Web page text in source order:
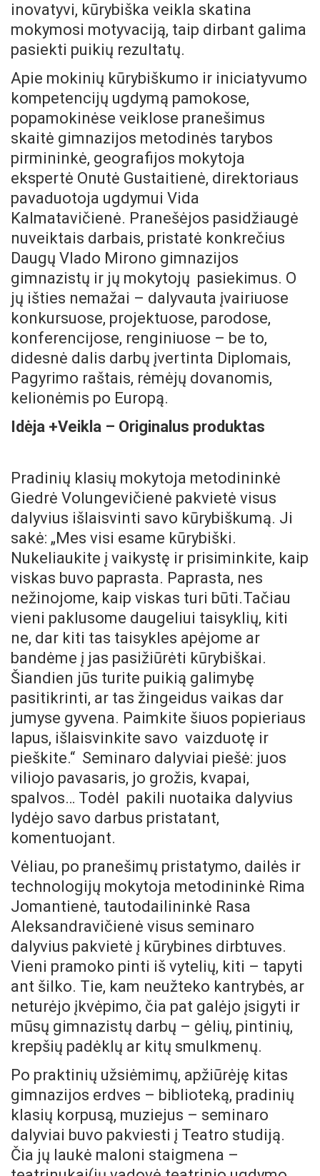
inovatyvi, kūrybiška veikla skatina
mokymosi motyvaciją, taip dirbant galima
pasiekti puikių rezultatų.
Apie mokinių kūrybiškumo ir iniciatyvumo
kompetencijų ugdymą pamokose,
popamokinėse veiklose pranešimus
skaitė gimnazijos metodinės tarybos
pirmininkė, geografijos mokytoja
ekspertė Onutė Gustaitienė, direktoriaus
pavaduotoja ugdymui Vida
Kalmatavičienė. Pranešėjos pasidžiaugė
nuveiktais darbais, pristatė konkrečius
Daugų Vlado Mirono gimnazijos
gimnazistų ir jų mokytojų pasiekimus. O
jų išties nemažai – dalyvauta įvairiuose
konkursuose, projektuose, parodose,
konferencijose, renginiuose – be to,
didesnė dalis darbų įvertinta Diplomais,
Pagyrimo raštais, rėmėjų dovanomis,
kelionėmis po Europą.
Idėja +Veikla – Originalus produktas
Pradinių klasių mokytoja metodininkė
Giedrė Volungevičienė pakvietė visus
dalyvius išlaisvinti savo kūrybiškumą. Ji
sakė: „Mes visi esame kūrybiški.
Nukeliaukite į vaikystę ir prisiminkite, kaip
viskas buvo paprasta. Paprasta, nes
nežinojome, kaip viskas turi būti.Tačiau
vieni paklusome daugeliui taisyklių, kiti
ne, dar kiti tas taisykles apėjome ar
bandėme į jas pasižiūrėti kūrybiškai.
Šiandien jūs turite puikią galimybę
pasitikrinti, ar tas žingeidus vaikas dar
jumyse gyvena. Paimkite šiuos popieriaus
lapus, išlaisvinkite savo vaizduotę ir
pieškite.“ Seminaro dalyviai piešė: juos
viliojo pavasaris, jo grožis, kvapai,
spalvos… Todėl pakili nuotaika dalyvius
lydėjo savo darbus pristatant,
komentuojant.
Vėliau, po pranešimų pristatymo, dailės ir
technologijų mokytoja metodininkė Rima
Jomantienė, tautodailininkė Rasa
Aleksandravičienė visus seminaro
dalyvius pakvietė į kūrybines dirbtuves.
Vieni pramoko pinti iš vytelių, kiti – tapyti
ant šilko. Tie, kam neužteko kantrybės, ar
neturėjo įkvėpimo, čia pat galėjo įsigyti ir
mūsų gimnazistų darbų – gėlių, pintinių,
krepšių padėklų ar kitų smulkmenų.
Po praktinių užsiėmimų, apžiūrėję kitas
gimnazijos erdves – biblioteką, pradinių
klasių korpusą, muziejus – seminaro
dalyviai buvo pakviesti į Teatro studiją.
Čia jų laukė maloni staigmena –